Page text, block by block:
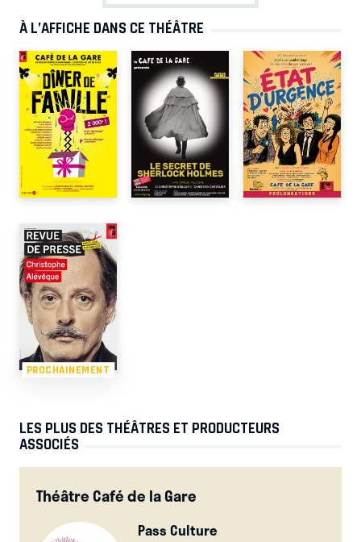
À L’AFFICHE DANS CE THÉÂTRE
PROCHAINEMENT
LES PLUS DES THÉÂTRES ET PRODUCTEURS
ASSOCIÉS
Théâtre Café de la Gare
Pass Culture